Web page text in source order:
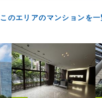
このエリアのマンションを一